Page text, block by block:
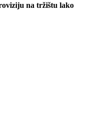
na tržištu lako